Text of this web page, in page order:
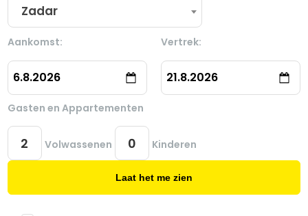
Zadar
Aankomst:
6.8.2026
Vertrek:
21.8.2026
Gasten en Appartementen
Volwassenen Kinderen
Laat het me zien